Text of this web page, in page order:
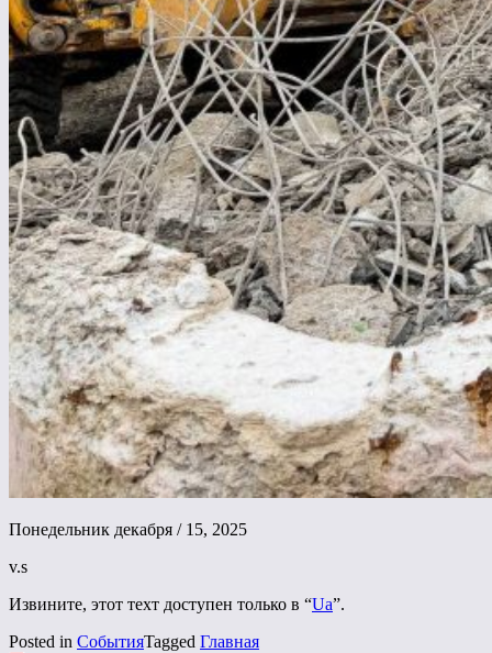
Понедельник декабря / 15, 2025
v.s
Извините, этот техт доступен только в “Ua”.
Posted in СобытияTagged Главная